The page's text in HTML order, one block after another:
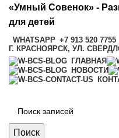
«Умный Совенок» -
для детей
WHATSAPP +7 913 520 7755
Г. КРАСНОЯРСК, УЛ.
ГЛАВНАЯ
НОВОСТИ
Поиск